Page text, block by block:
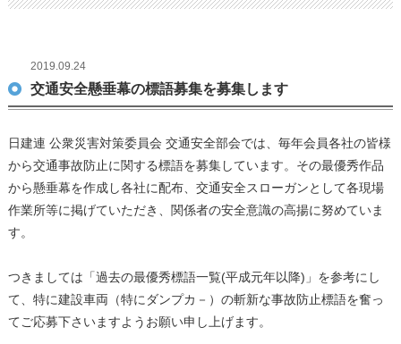
2019.09.24
交通安全懸垂幕の標語募集を募集します
日建連 公衆災害対策委員会 交通安全部会では、毎年会員各社の皆様
から交通事故防止に関する標語を募集しています。その最優秀作品
から懸垂幕を作成し各社に配布、交通安全スローガンとして各現場
作業所等に掲げていただき、関係者の安全意識の高揚に努めていま
す。
つきましては「過去の最優秀標語一覧(平成元年以降)」を参考にし
て、特に建設車両（特にダンプカ－）の斬新な事故防止標語を奮っ
てご応募下さいますようお願い申し上げます。